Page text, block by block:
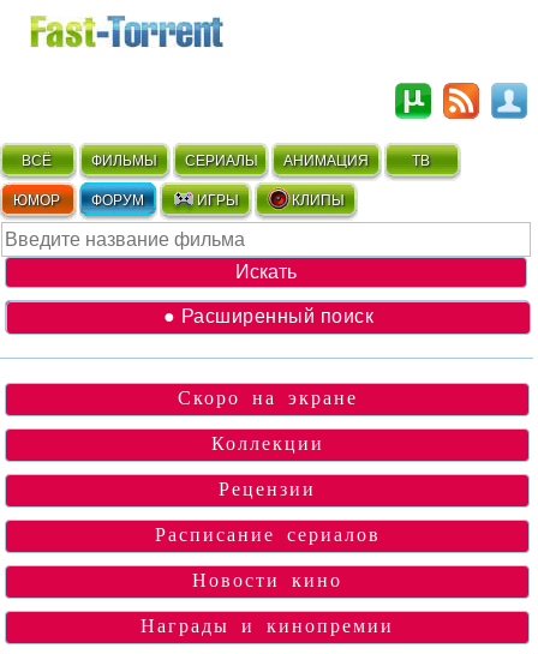
ВСЁ ФИЛЬМЫ СЕРИАЛЫ АНИМАЦИЯ ТВ
ЮМОР ФОРУМ ИГРЫ КЛИПЫ
● Расширенный поиск
Скоро на экране
Коллекции
Рецензии
Расписание сериалов
Новости кино
Награды и кинопремии